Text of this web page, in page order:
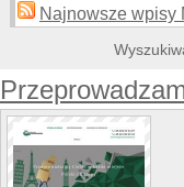
Najnowsze wpisy